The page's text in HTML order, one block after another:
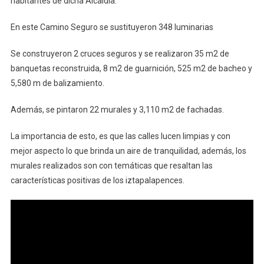
En este Camino Seguro se sustituyeron 348 luminarias
Se construyeron 2 cruces seguros y se realizaron 35 m2 de
banquetas reconstruida, 8 m2 de guarnición, 525 m2 de bacheo y
5,580 m de balizamiento.
Además, se pintaron 22 murales y 3,110 m2 de fachadas.
La importancia de esto, es que las calles lucen limpias y con
mejor aspecto lo que brinda un aire de tranquilidad, además, los
murales realizados son con temáticas que resaltan las
características positivas de los iztapalapences.